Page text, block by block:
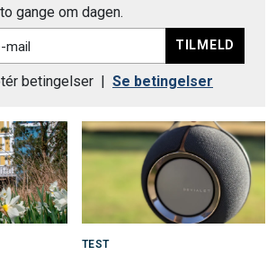
gange om dagen.
mail TILMELD
betingelser | Se betingelser
TEST